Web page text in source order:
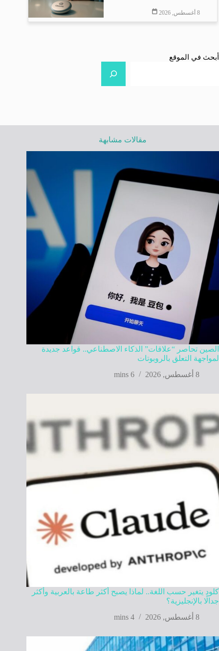
8 أغسطس, 2026
أبحث في الموقع
مقالات مشابهة
الصين تحاصر “علاقات” الذكاء الاصطناعي.. قواعد جديدة
لمواجهة التعلق بالروبوتات
8 أغسطس, 2026
6 mins
كلود يتغير حسب اللغة.. لماذا يصبح أكثر طاعة بالعربية وأكثر
جدالًا بالإنجليزية؟
8 أغسطس, 2026
4 mins